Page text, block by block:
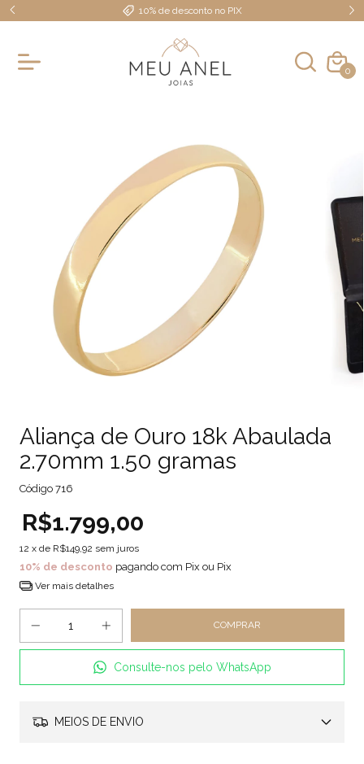
10% de desconto no PIX
0
Aliança de Ouro 18k Abaulada
2.70mm 1.50 gramas
Código 716
R$1.799,00
12 x de R$149,92 sem juros
10% de desconto pagando com Pix ou Pix
Ver mais detalhes
Consulte-nos pelo WhatsApp
MEIOS DE ENVIO